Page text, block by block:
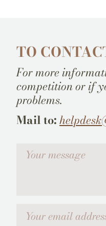
TO
For more
competition or if
problems.
Mail to:
Votre message